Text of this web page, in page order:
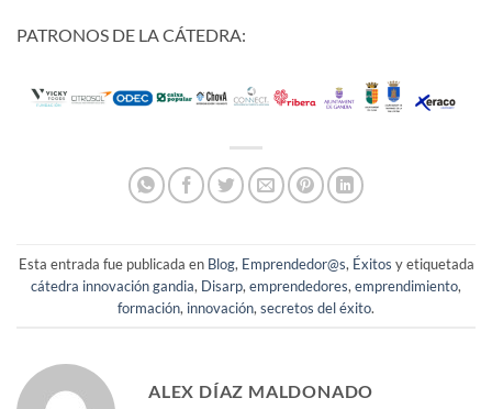
PATRONOS DE LA CÁTEDRA:
Esta entrada fue publicada en Blog, Emprendedor@s, Éxitos y etiquetada
cátedra innovación gandia, Disarp, emprendedores, emprendimiento,
formación, innovación, secretos del éxito.
ALEX DÍAZ MALDONADO